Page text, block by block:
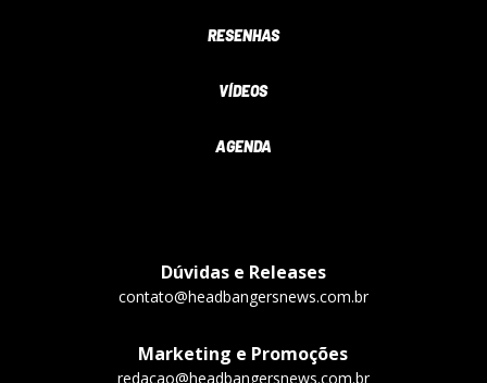
RESENHAS
VÍDEOS
AGENDA
Dúvidas e Releases
contato@headbangersnews.com.br
Marketing e Promoções
redacao@headbangersnews.com.br